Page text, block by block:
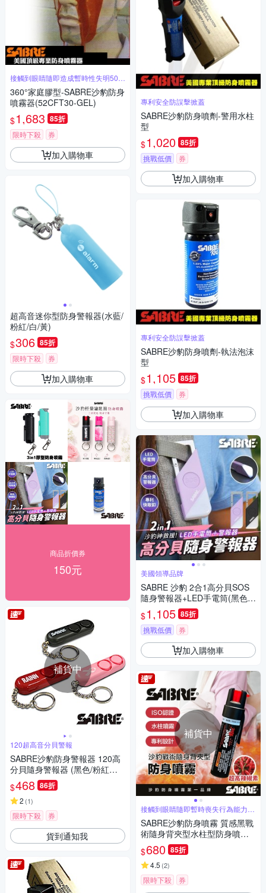
接觸到眼睛隨即造成暫時性失明50分
鐘
360°家庭膠型-SABRE沙豹防身
噴霧器(52CFT30-GEL)
$1,683 85折
限時下殺 券
加入購物車
超高音迷你型防身警報器(水藍/
粉紅/白/黃)
$306 85折
限時下殺 券
加入購物車
商品折價券
150元
補貨中
120超高音分貝警報
SABRE沙豹防身警報器 120高
分貝隨身警報器 (黑色/粉紅色/
紅色)-8H
$468 86折
2 (1)
限時下殺 券
貨到通知我
專利安全防誤擊掀蓋
SABRE沙豹防身噴劑-警用水柱
型
$1,020 85折
挑戰低價 券
加入購物車
專利安全防誤擊掀蓋
SABRE沙豹防身噴劑-執法泡沫
型
$1,105 85折
挑戰低價 券
加入購物車
美國領導品牌
SABRE 沙豹 2合1高分貝SOS
隨身警報器+LED手電筒(黑色/
紫色)
$1,105 85折
挑戰低價 券
加入購物車
補貨中
接觸到眼睛隨即暫時喪失行為能力約
60分鐘
SABRE沙豹防身噴霧 質感黑戰
術隨身背夾型水柱型防身噴霧-
快
$680 85折
4.5 (2)
限時下殺 券